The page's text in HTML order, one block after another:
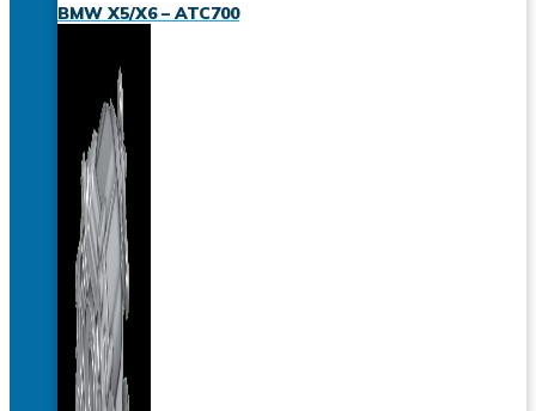
BMW X5/X6 – ATC700